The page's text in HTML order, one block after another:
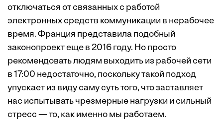
отключаться от связанных с работой
электронных средств коммуникации в нерабочее
время. Франция представила подобный
законопроект еще в 2016 году. Но просто
рекомендовать людям выходить из рабочей сети
в 17:00 недостаточно, поскольку такой подход
упускает из виду саму суть того, что заставляет
нас испытывать чрезмерные нагрузки и сильный
стресс — то, как именно мы работаем.